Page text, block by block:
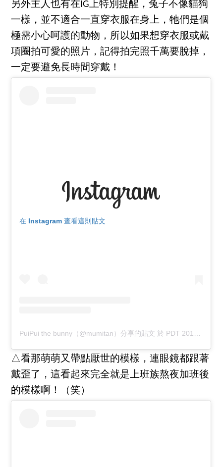
另外主人也有在IG上特別提醒，兔子不像貓狗
一樣，並不適合一直穿衣服在身上，牠們是個
極需小心呵護的動物，所以如果想穿衣服或戴
項圈拍可愛的照片，記得拍完照千萬要脫掉，
一定要避免長時間穿戴！
在 Instagram 查看這則貼文
PuiPui the bunny（@mumitan）分享的貼文 於 PDT 2017 年 9月 月 29 日 上午 7:06
△看那萌萌又帶點厭世的模樣，連眼鏡都跟著
戴歪了，這看起來完全就是上班族熬夜加班後
的模樣啊！（笑）